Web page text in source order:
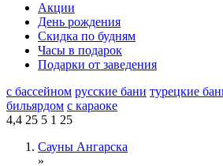
Акции
День рождения
Скидка по будням
Часы в подарок
Подарки от заведения
с бассейном русские бани турецкие
бильярдом с караоке
4,4 25 5 1 25
Сауны Ангарска
»